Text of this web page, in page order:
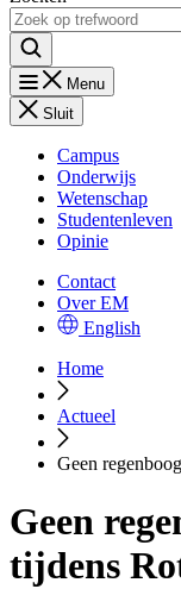
Menu
Sluit
Campus
Onderwijs
Wetenschap
Studentenleven
Opinie
Contact
Over EM
English
Home
Actueel
Geen
Geen
tijdens